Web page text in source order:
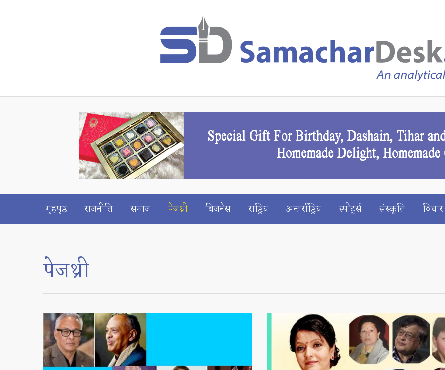
गृहपृष्ठ राजनीति समाज पेजथ्री बिजनेस राष्ट्रिय अन्तर्राष्ट्रिय स्पाेर्ट्स संस्कृति विचार
पेजथ्री